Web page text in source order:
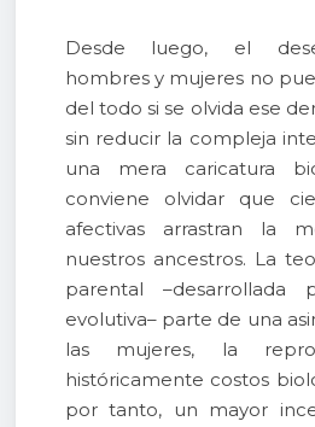
Desde luego, el
hombres y mujeres no
del todo si se olvida ese
sin reducir la compleja
una mera caricatura
conviene olvidar que
afectivas arrastran la
nuestros ancestros. La
parental –desarrollada
evolutiva– parte de una
las mujeres, la
históricamente costos
por tanto, un mayor